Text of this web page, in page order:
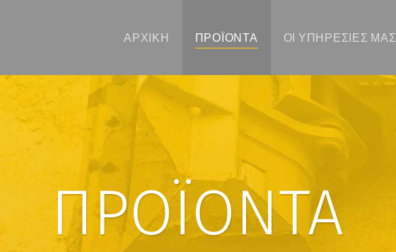
ΑΡΧΙΚΉ ΠΡΟΪΌΝΤΑ ΟΙ ΥΠΗΡΕΣΊΕΣ ΜΑΣ
ΠΡΟΪΌΝΤΑ